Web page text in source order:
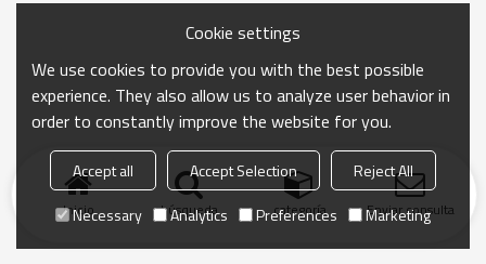
Inicio búsqueda categoría Enviar consulta
Cookie settings
We use cookies to provide you with the best possible
experience. They also allow us to analyze user behavior in
order to constantly improve the website for you.
Accept all Accept Selection
Reject All
Necessary
Analytics Preferences Marketing